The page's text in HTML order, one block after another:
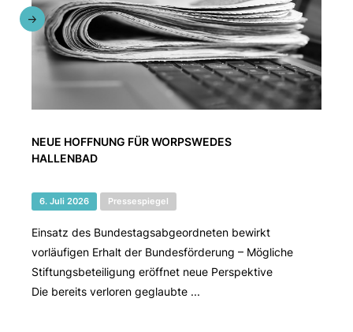
NEUE HOFFNUNG FÜR WORPSWEDES
HALLENBAD
6. Juli 2026 Pressespiegel
Einsatz des Bundestagsabgeordneten bewirkt
vorläufigen Erhalt der Bundesförderung – Mögliche
Stiftungsbeteiligung eröffnet neue Perspektive
Die bereits verloren geglaubte ...